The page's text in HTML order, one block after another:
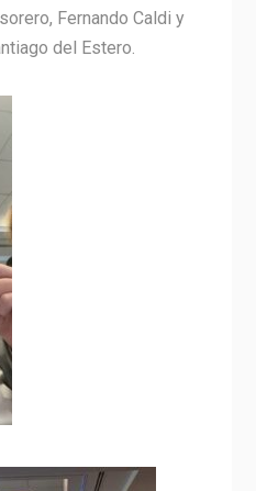
Fernando Caldi y
del Estero.